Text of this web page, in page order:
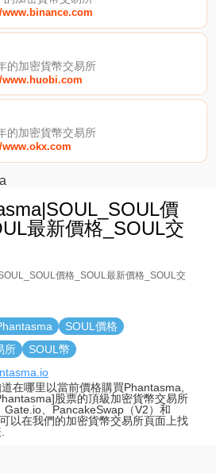
www.binance.com
的加密貨幣交易所
www.huobi.com
的加密貨幣交易所
價
最新價格_SOUL交
價格_SOUL最新價格_SOUL交
SOUL價格
所
SOUL幣
在哪里以當前價格購買Phantasma,
股票的頂級加密貨幣交易所
Gate.io、PancakeSwap（V2）和
以在我們的加密貨幣交易所頁面上找